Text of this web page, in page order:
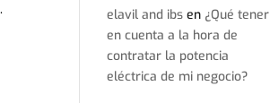
elavil and ibs en ¿Qué tener
en cuenta a la hora de
contratar la potencia
eléctrica de mi negocio?